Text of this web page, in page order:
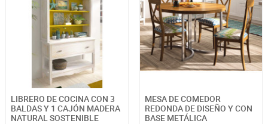
LIBRERO DE COCINA CON 3
BALDAS Y 1 CAJÓN MADERA
NATURAL SOSTENIBLE
MESA DE COMEDOR
REDONDA DE DISEÑO Y CON
BASE METÁLICA